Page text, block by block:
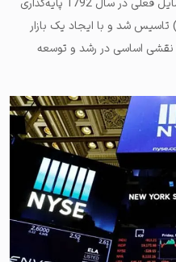
با این حال صنعت کارگزاری در شکل‌وشمایل فعلی در سال 1792 پایه‌گذاری
شد. در آن زمان بورس نیویورک (NYSE) تاسیس شد و با ایجاد یک بازار
نقشی اساسی در رشد و توسعه